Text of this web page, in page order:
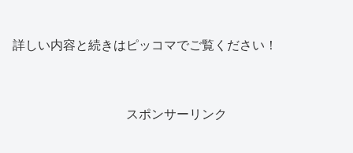
詳しい内容と続きはピッコマでご覧ください！
スポンサーリンク